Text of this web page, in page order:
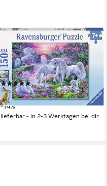
RAVENSBURGER
Puzzle Einhörner im
Abendrot, 150 Puzzleteile,
Made in Germany
(40)
ab 11,99 € UVP13,99 €
-14%
lieferbar - in 2-3 Werktagen bei dir